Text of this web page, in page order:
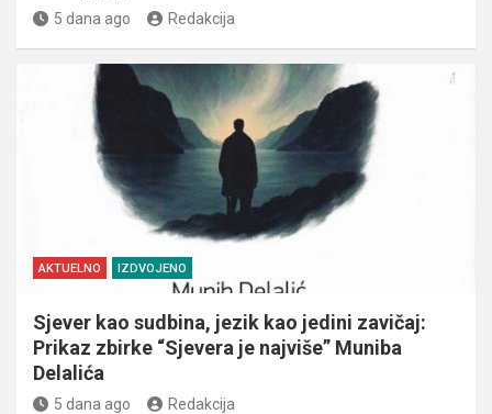
5 dana ago Redakcija
AKTUELNO IZDVOJENO
Sjever kao sudbina, jezik kao jedini zavičaj:
Prikaz zbirke “Sjevera je najviše” Muniba
Delalića
5 dana ago Redakcija